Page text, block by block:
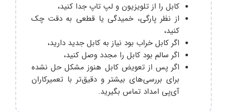
کابل را از تلویزیون ‌و لپ‌ تاپ جدا کنید،
از نظر پارگی، خمیدگی یا قطعی به دقت چک
کنید،
اگر کابل خراب بود نیاز به کابل جدید دارید،
اگر سالم بود کابل را مجدد وصل کنید،
اگر پس از تعویض کابل هنوز مشکل حل نشده
برای بررسی‌های بیشتر و دقیق‌تر با تعمیرکاران
آی‌پی امداد تماس بگیرید.